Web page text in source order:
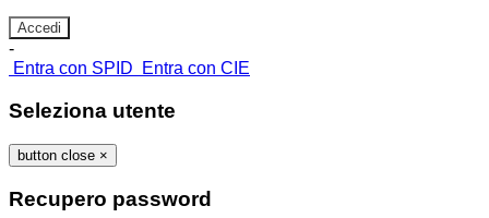
-
Entra con SPID
Entra con CIE
Seleziona utente
button close ×
Recupero password